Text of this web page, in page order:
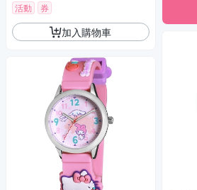
活動 券
加入購物車